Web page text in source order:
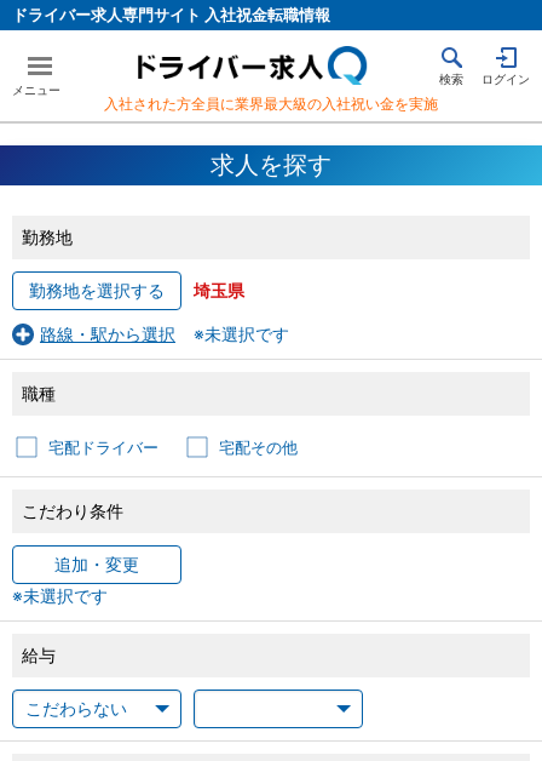
ドライバー求人専門サイト 入社祝金転職情報
検索 ログイン
入社された方全員に業界最大級の入社祝い金を実施
求人を探す
勤務地
勤務地を選択する 埼玉県
路線・駅から選択 ※未選択です
職種
宅配ドライバー 宅配その他
こだわり条件
追加・変更
※未選択です
給与